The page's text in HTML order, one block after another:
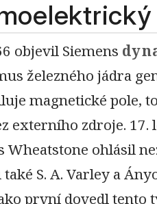
objevil Siemens
železného jádra
magnetické pole,
externího zdroje. 17.
Wheatstone ohlásil
S. A. Varley a
první dovedl tento